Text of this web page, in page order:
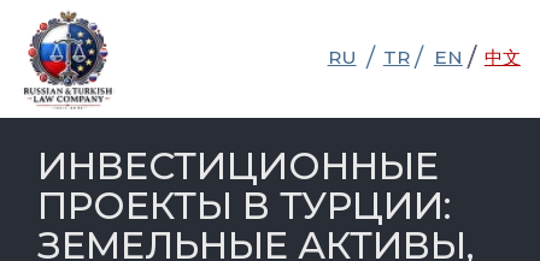
ИНВЕСТИЦИОННЫЕ
ПРОЕКТЫ В ТУРЦИИ:
ЗЕМЕЛЬНЫЕ АКТИВЫ,
ЮРИДИЧЕСКОЕ
СОПРОВОЖДЕНИЕ